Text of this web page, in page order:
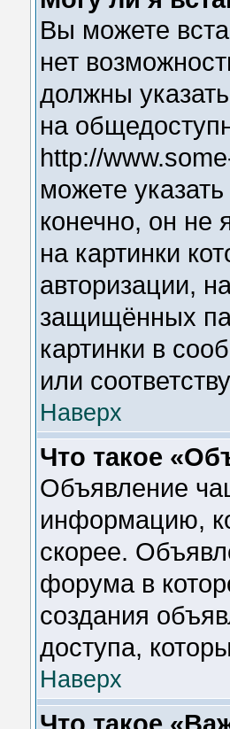
Вы можете
нет
должны
на
http://
можете
конечно, он не
на картинки
авторизации,
защищённых
картинки в
или
Наверх
Что такое
Объявление
информацию,
скорее.
форума в
создания
доступа,
Наверх